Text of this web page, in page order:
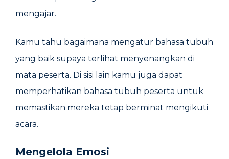
mengajar.
Kamu tahu bagaimana mengatur bahasa tubuh
yang baik supaya terlihat menyenangkan di
mata peserta. Di sisi lain kamu juga dapat
memperhatikan bahasa tubuh peserta untuk
memastikan mereka tetap berminat mengikuti
acara.
Mengelola Emosi